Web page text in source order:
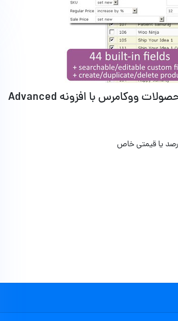
قابلیت ها و ویژگی های ویرایش گروهی محصولات ووکامرس با افزونه Advanced
یا قیمتی خاص